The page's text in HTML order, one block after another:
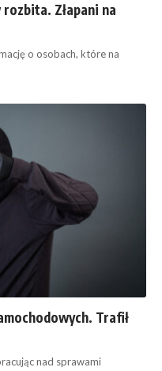
Złapani na
o osobach, które na
Trafił
nad sprawami